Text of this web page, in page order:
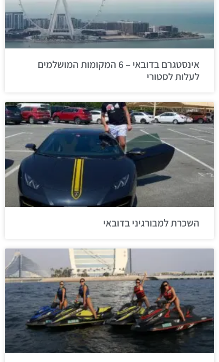
אינסטגרם בדובאי – 6 המקומות המושלמים
לעלות לסטורי
השכרת למבורגיני בדובאי